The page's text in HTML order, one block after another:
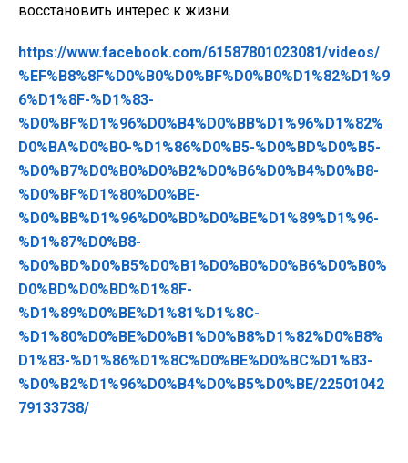
восстановить интерес к жизни.
https://www.facebook.com/61587801023081/videos/
%EF%B8%8F%D0%B0%D0%BF%D0%B0%D1%82%D1%9
6%D1%8F-%D1%83-
%D0%BF%D1%96%D0%B4%D0%BB%D1%96%D1%82%
D0%BA%D0%B0-%D1%86%D0%B5-%D0%BD%D0%B5-
%D0%B7%D0%B0%D0%B2%D0%B6%D0%B4%D0%B8-
%D0%BF%D1%80%D0%BE-
%D0%BB%D1%96%D0%BD%D0%BE%D1%89%D1%96-
%D1%87%D0%B8-
%D0%BD%D0%B5%D0%B1%D0%B0%D0%B6%D0%B0%
D0%BD%D0%BD%D1%8F-
%D1%89%D0%BE%D1%81%D1%8C-
%D1%80%D0%BE%D0%B1%D0%B8%D1%82%D0%B8%
D1%83-%D1%86%D1%8C%D0%BE%D0%BC%D1%83-
%D0%B2%D1%96%D0%B4%D0%B5%D0%BE/22501042
79133738/